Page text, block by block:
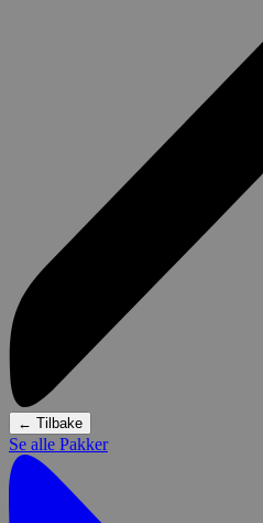
← Tilbake
Se alle Pakker